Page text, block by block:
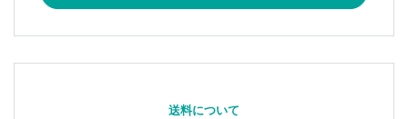
送料について